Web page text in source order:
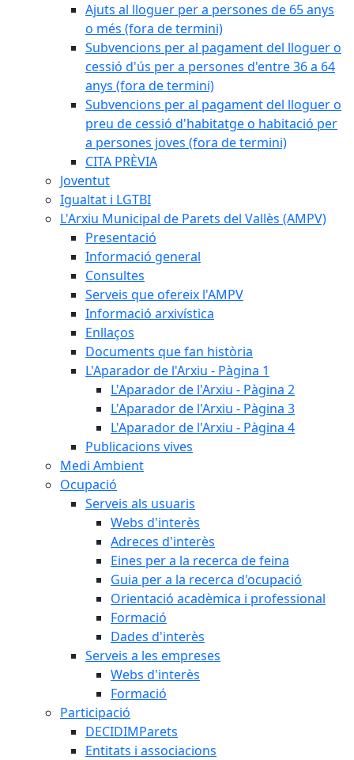
Ajuts al lloguer per a persones de 65 anys
o més (fora de termini)
Subvencions per al pagament del lloguer o
cessió d'ús per a persones d'entre 36 a 64
anys (fora de termini)
Subvencions per al pagament del lloguer o
preu de cessió d'habitatge o habitació per
a persones joves (fora de termini)
CITA PRÈVIA
Joventut
Igualtat i LGTBI
L'Arxiu Municipal de Parets del Vallès (AMPV)
Presentació
Informació general
Consultes
Serveis que ofereix l'AMPV
Informació arxivística
Enllaços
Documents que fan història
L'Aparador de l'Arxiu - Pàgina 1
L'Aparador de l'Arxiu - Pàgina 2
L'Aparador de l'Arxiu - Pàgina 3
L'Aparador de l'Arxiu - Pàgina 4
Publicacions vives
Medi Ambient
Ocupació
Serveis als usuaris
Webs d'interès
Adreces d'interès
Eines per a la recerca de feina
Guia per a la recerca d'ocupació
Orientació acadèmica i professional
Formació
Dades d'interès
Serveis a les empreses
Webs d'interès
Formació
Participació
DECIDIMParets
Entitats i associacions